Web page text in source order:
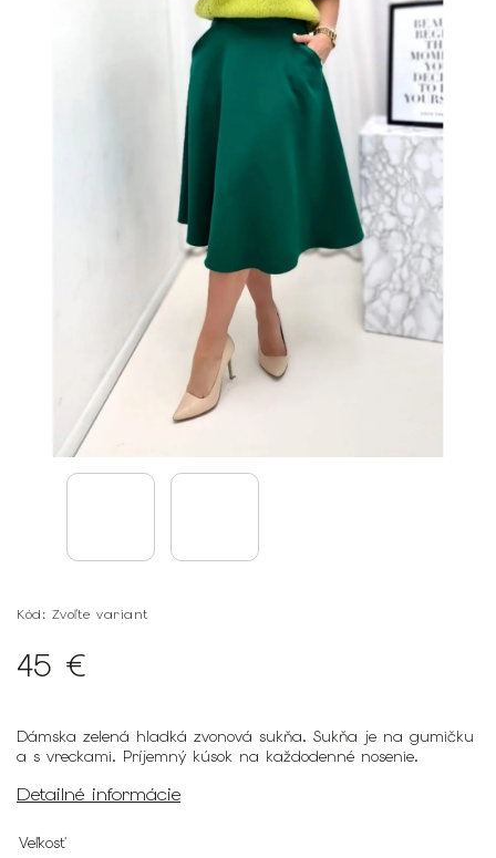
Kód: Zvoľte variant
45 €
Dámska zelená hladká zvonová sukňa. Sukňa je na gumičku
a s vreckami. Príjemný kúsok na každodenné nosenie.
Detailné informácie
Veľkosť